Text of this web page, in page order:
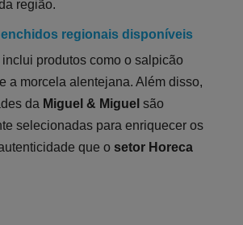
região.
enchidos regionais disponíveis
produtos como o salpicão
a morcela alentejana. Além disso,
da Miguel & Miguel são
selecionadas para enriquecer os
que o setor Horeca